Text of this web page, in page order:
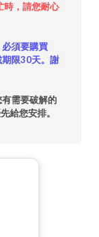
時，請您耐心
必須要購買
期限30天。謝
有需要破解的
給您安排。